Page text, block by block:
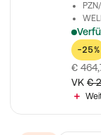
-25%
€
VK €